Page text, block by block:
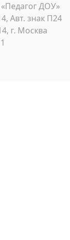
ДОУ»
Авт. знак П24
г. Москва